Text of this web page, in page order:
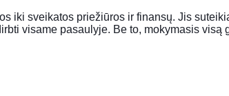
iki sveikatos priežiūros ir finansų. Jis
visame pasaulyje. Be to, mokymasis visą